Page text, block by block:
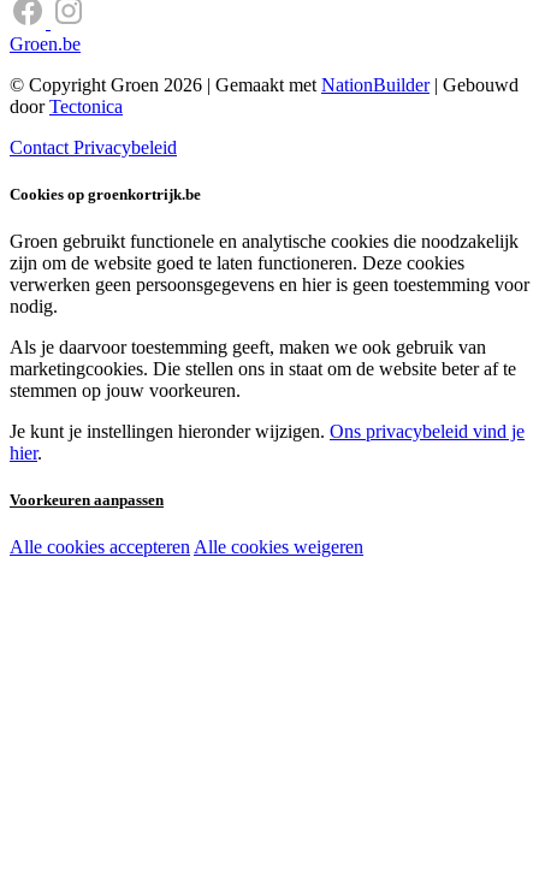
Groen.be
© Copyright Groen 2026 | Gemaakt met NationBuilder| Gebouwd
doorTectonica
Contact Privacybeleid
Cookies op groenkortrijk.be
Groen gebruikt functionele en analytische cookies die noodzakelijk
zijn om de website goed te laten functioneren. Deze cookies
verwerken geen persoonsgegevens en hier is geen toestemming voor
nodig.
Als je daarvoor toestemming geeft, maken we ook gebruik van
marketingcookies. Die stellen ons in staat om de website beter af te
stemmen op jouw voorkeuren.
Je kunt je instellingen hieronder wijzigen. Ons privacybeleid vind je
hier.
Voorkeuren aanpassen
Noodzakelijke cookies:
Alle cookies accepteren Alle cookies weigeren